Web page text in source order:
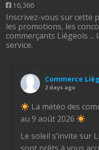
16,366
Inscrivez-vous sur cette
les promotions, les
commerçants Liégeois
service.
Commerce
2 days ago
La météo des
au 9 août 2026
Le soleil s’invite sur